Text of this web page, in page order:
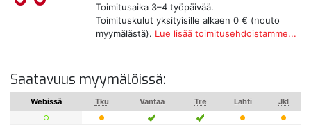
Toimitusaika 3–4 työpäivää.
Toimituskulut yksityisille alkaen 0 € (nouto
myymälästä). Lue lisää toimitusehdoistamme...
Saatavuus myymälöissä:
Webissä Tku Vantaa Tre Lahti Jkl